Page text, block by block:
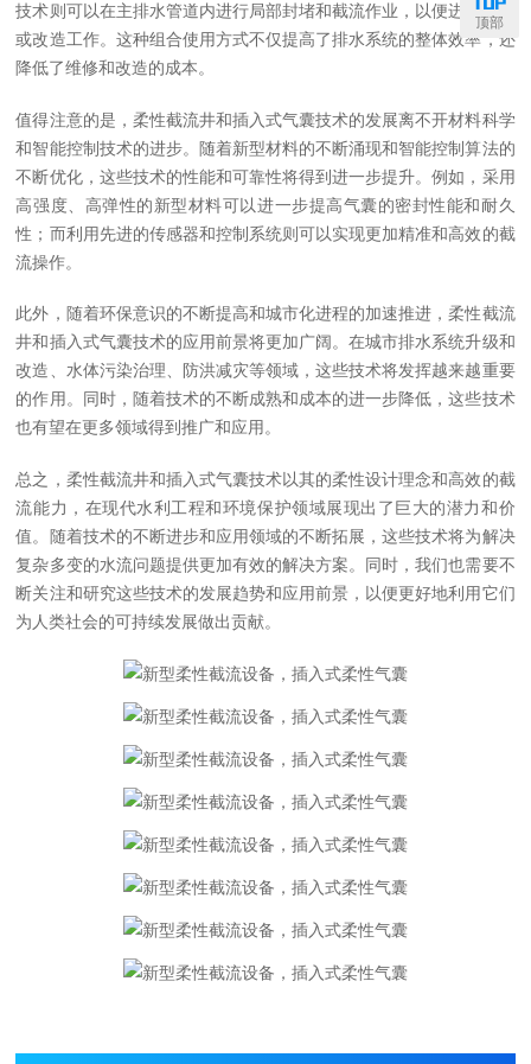
技术则可以在主排水管道内进行局部封堵和截流作业，以便进行维修
或改造工作。这种组合使用方式不仅提高了排水系统的整体效率，还
降低了维修和改造的成本。
值得注意的是，柔性截流井和插入式气囊技术的发展离不开材料科学
和智能控制技术的进步。随着新型材料的不断涌现和智能控制算法的
不断优化，这些技术的性能和可靠性将得到进一步提升。例如，采用
高强度、高弹性的新型材料可以进一步提高气囊的密封性能和耐久
性；而利用先进的传感器和控制系统则可以实现更加精准和高效的截
流操作。
此外，随着环保意识的不断提高和城市化进程的加速推进，柔性截流
井和插入式气囊技术的应用前景将更加广阔。在城市排水系统升级和
改造、水体污染治理、防洪减灾等领域，这些技术将发挥越来越重要
的作用。同时，随着技术的不断成熟和成本的进一步降低，这些技术
也有望在更多领域得到推广和应用。
总之，柔性截流井和插入式气囊技术以其的柔性设计理念和高效的截
流能力，在现代水利工程和环境保护领域展现出了巨大的潜力和价
值。随着技术的不断进步和应用领域的不断拓展，这些技术将为解决
复杂多变的水流问题提供更加有效的解决方案。同时，我们也需要不
断关注和研究这些技术的发展趋势和应用前景，以便更好地利用它们
为人类社会的可持续发展做出贡献。
顶部